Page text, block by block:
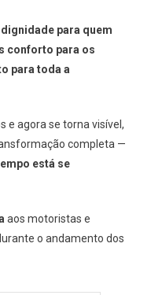
para quem
conforto para os
para toda a
e agora se torna visível,
completa —
está se
aos motoristas e
o andamento dos